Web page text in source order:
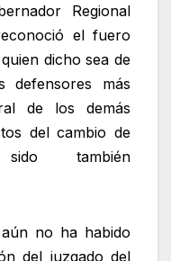
Regional
el fuero
dicho sea de
más
de los demás
del cambio de
también
no ha habido
del juzgado del